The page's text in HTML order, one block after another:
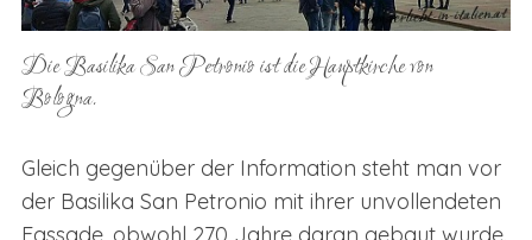
Die Basilika San Petronio ist die Hauptkirche von
Bologna.
Gleich gegenüber der Information steht man vor
der Basilika San Petronio mit ihrer unvollendeten